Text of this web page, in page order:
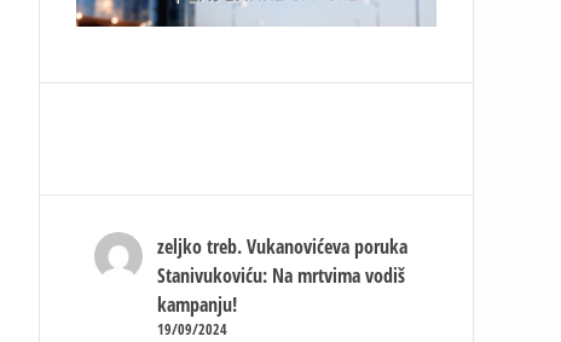
zeljko treb. Vukanovićeva poruka
Stanivukoviću: Na mrtvima vodiš
kampanju!
19/09/2024